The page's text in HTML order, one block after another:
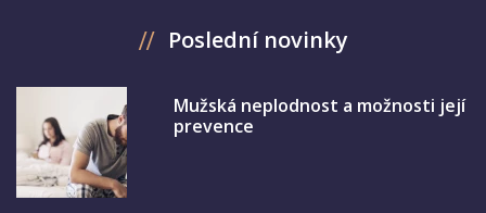
Poslední novinky
Mužská neplodnost a možnosti její
prevence